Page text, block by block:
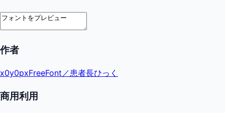
作者
x0y0pxFreeFont／患者長ひっく
商用利用